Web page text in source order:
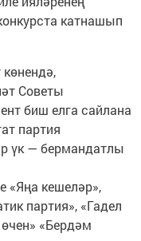
катнашып
Советы
биш елга сайлана
партия
үк — бермандатлы
«Яңа кешеләр»,
партия», «Гадел
«Бердәм